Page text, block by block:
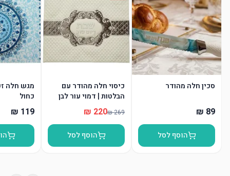
סכין חלה מהודר
הוסף לסל
כיסוי חלה מהודר עם
הבלטות | דמוי עור לבן
הוסף לסל
מגש חלה
כחול